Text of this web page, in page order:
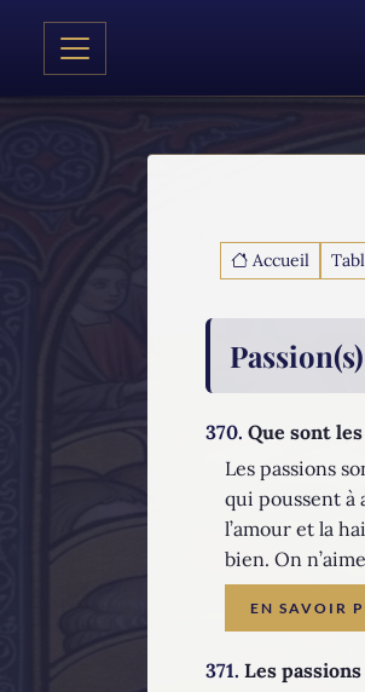
Accueil
Passion(s)
370. Que sont
Les passions
qui poussent à
l’amour et la
bien. On
EN SAVOIR
371. Les